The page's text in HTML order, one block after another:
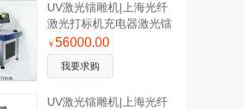
UV激光镭雕机|上海光纤
激光打标机充电器激光镭
雕机
￥56000.00
我要求购
UV激光镭雕机|上海光纤